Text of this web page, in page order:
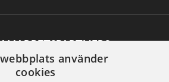
använder
cookies